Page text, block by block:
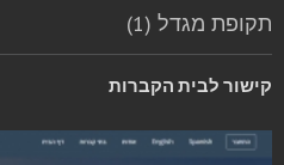
תקופת מגדל (1)
קישור לבית הקברות